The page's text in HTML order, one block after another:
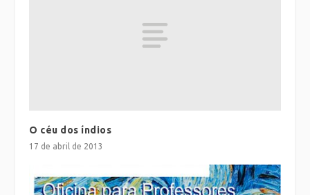
O céu dos índios
17 de abril de 2013